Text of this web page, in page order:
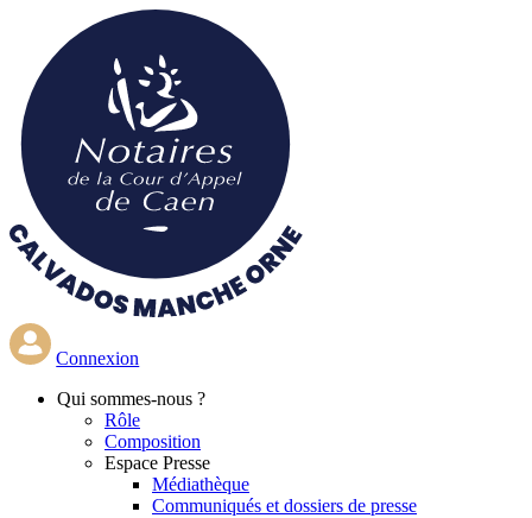
contenu
principal
Connexion
Qui sommes-nous ?
Rôle
Composition
Espace Presse
Médiathèque
Communiqués et dossiers de presse